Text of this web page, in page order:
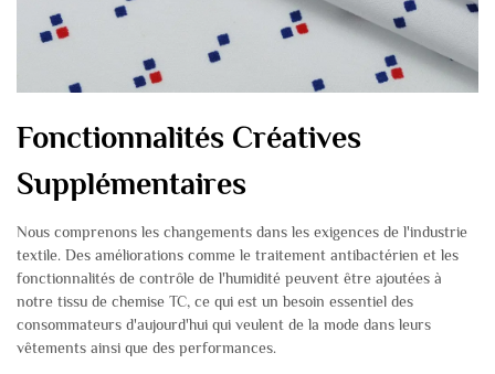
Fonctionnalités Créatives
Supplémentaires
Nous comprenons les changements dans les exigences de l'industrie
textile. Des améliorations comme le traitement antibactérien et les
fonctionnalités de contrôle de l'humidité peuvent être ajoutées à
notre tissu de chemise TC, ce qui est un besoin essentiel des
consommateurs d'aujourd'hui qui veulent de la mode dans leurs
vêtements ainsi que des performances.